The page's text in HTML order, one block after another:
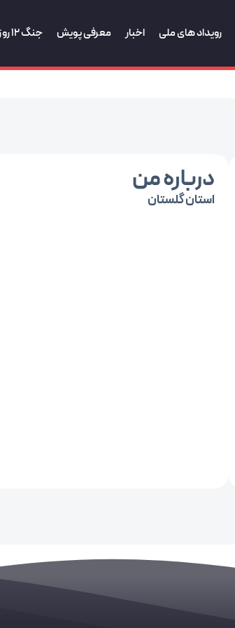
رویداد های ملی اخبار معرفی پویش جنگ 12 روزه
درباره من
استان گلستان